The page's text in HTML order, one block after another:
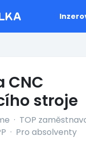
CNC
stroje
· TOP
· Pro absolventy